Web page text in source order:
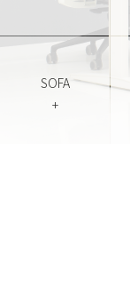
SOFA
+